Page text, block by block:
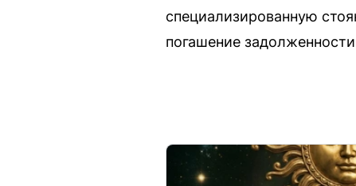
специализированную
погашение